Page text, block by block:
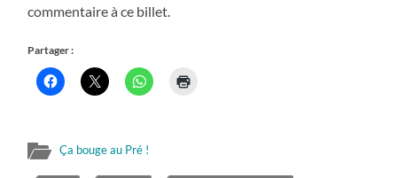
commentaire à ce billet.
Partager :
Ça bouge au Pré !